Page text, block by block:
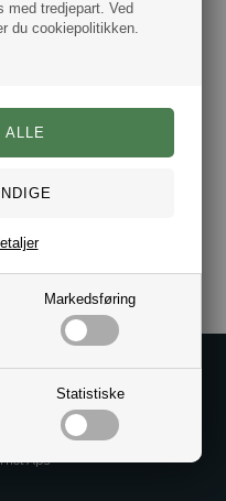
med tredjepart. Ved
du cookiepolitikken.
Markedsføring
Statistiske
siden været Tommy
Aps